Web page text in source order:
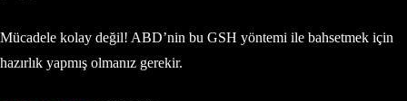
Mücadele kolay değil! ABD’nin bu GSH yöntemi ile bahsetmek için
hazırlık yapmış olmanız gerekir.